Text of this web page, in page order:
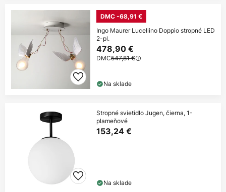
DMC -68,91 €
Ingo Maurer Lucellino Doppio stropné LED
2-pl.
478,90 €
DMC547,81 €
Na sklade
Stropné svietidlo Jugen, čierna, 1-
plameňové
153,24 €
Na sklade